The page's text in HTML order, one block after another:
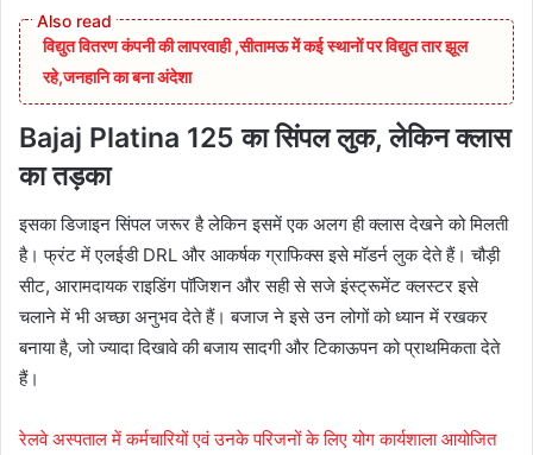
विद्युत वितरण कंपनी की लापरवाही ,सीतामऊ में कई स्थानों पर विद्युत तार झूल
रहे,जनहानि का बना अंदेशा
Bajaj Platina 125 का सिंपल लुक, लेकिन क्लास
का तड़का
इसका डिजाइन सिंपल जरूर है लेकिन इसमें एक अलग ही क्लास देखने को मिलती
है। फ्रंट में एलईडी DRL और आकर्षक ग्राफिक्स इसे मॉडर्न लुक देते हैं। चौड़ी
सीट, आरामदायक राइडिंग पॉजिशन और सही से सजे इंस्ट्रूमेंट क्लस्टर इसे
चलाने में भी अच्छा अनुभव देते हैं। बजाज ने इसे उन लोगों को ध्यान में रखकर
बनाया है, जो ज्यादा दिखावे की बजाय सादगी और टिकाऊपन को प्राथमिकता देते
हैं।
रेलवे अस्पताल में कर्मचारियों एवं उनके परिजनों के लिए योग कार्यशाला आयोजित